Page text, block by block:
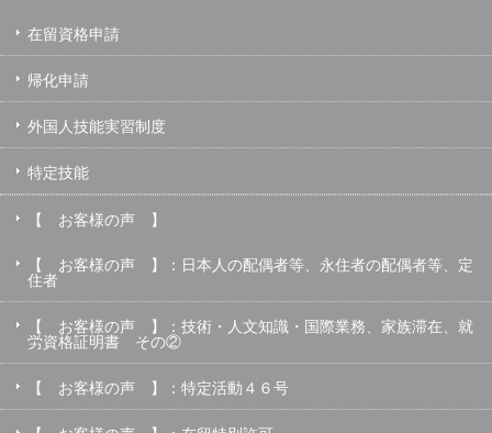
在留資格申請
帰化申請
外国人技能実習制度
特定技能
【 お客様の声 】
【 お客様の声 】：日本人の配偶者等、永住者の配偶者等、定
住者
【 お客様の声 】：技術・人文知識・国際業務、家族滞在、就
労資格証明書 その②
【 お客様の声 】：特定活動４６号